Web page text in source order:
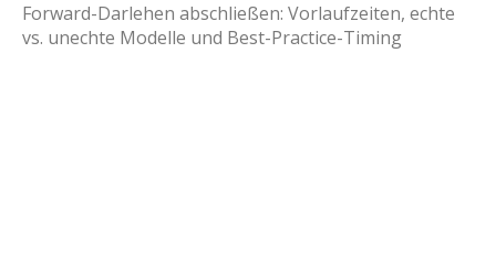
Forward-Darlehen abschließen: Vorlaufzeiten, echte
vs. unechte Modelle und Best-Practice-Timing